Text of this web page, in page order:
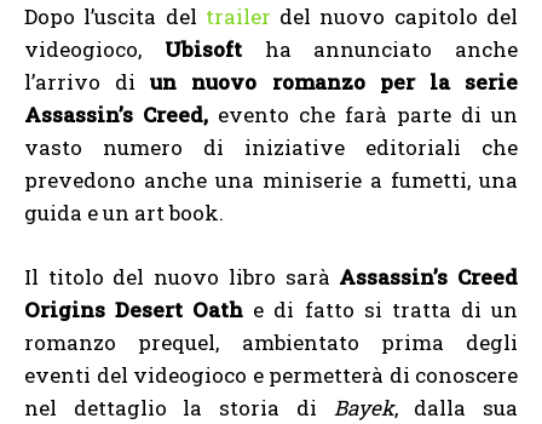
Dopo l’uscita del trailer del nuovo capitolo del
videogioco, Ubisoftha annunciato anche
l’arrivo diun nuovo romanzo per la serie
Assassin’s Creed, evento che farà parte di un
vasto numero di iniziative editoriali che
prevedono anche una miniserie a fumetti, una
guida e un art book.
Il titolo del nuovo libro sarà Assassin’s Creed
Origins Desert Oath e di fatto si tratta di un
romanzo prequel, ambientato prima degli
eventi del videogioco e permetterà di conoscere
nel dettaglio la storia di Bayek, dalla sua